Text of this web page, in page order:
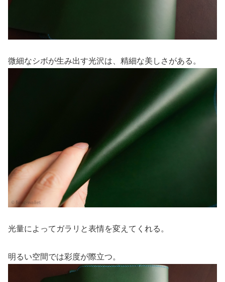
微細なシボが生み出す光沢は、精細な美しさがある。
光量によってガラリと表情を変えてくれる。
明るい空間では彩度が際立つ。